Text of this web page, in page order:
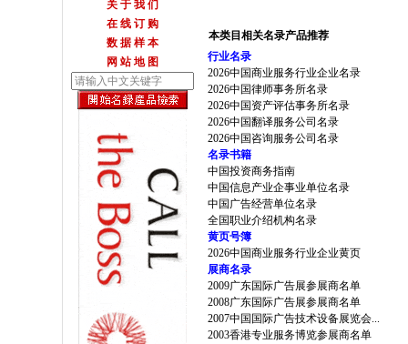
关 于 我 们
在 线 订 购
数 据 样 本
网 站 地 图
本类目相关名录产品推荐
行业名录
2026中国商业服务行业企业名录
2026中国律师事务所名录
2026中国资产评估事务所名录
2026中国翻译服务公司名录
2026中国咨询服务公司名录
名录书籍
中国投资商务指南
中国信息产业企事业单位名录
中国广告经营单位名录
全国职业介绍机构名录
黄页号簿
2026中国商业服务行业企业黄页
展商名录
2009广东国际广告展参展商名单
2008广东国际广告展参展商名单
2007中国国际广告技术设备展览会...
2003香港专业服务博览参展商名单